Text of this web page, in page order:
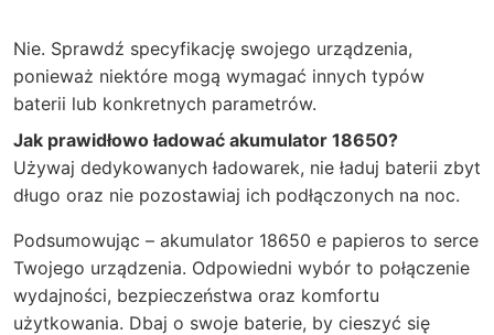
Nie. Sprawdź specyfikację swojego urządzenia,
ponieważ niektóre mogą wymagać innych typów
baterii lub konkretnych parametrów.
Jak prawidłowo ładować akumulator 18650?
Używaj dedykowanych ładowarek, nie ładuj baterii zbyt
długo oraz nie pozostawiaj ich podłączonych na noc.
Podsumowując – akumulator 18650 e papieros to serce
Twojego urządzenia. Odpowiedni wybór to połączenie
wydajności, bezpieczeństwa oraz komfortu
użytkowania. Dbaj o swoje baterie, by cieszyć się